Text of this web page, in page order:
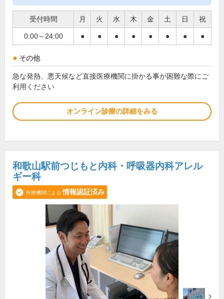
受付時間 月 火 水 木 金 土 日 祝
0:00～24:00 ● ● ● ● ● ● ● ●
その他
急な発熱、悪天候など直接医療機関に掛かる事が困難な際にご
利用ください
オンライン診療の詳細をみる
和歌山駅前つじもと内科・呼吸器内科アレル
ギー科
医療機関による 情報認証済み